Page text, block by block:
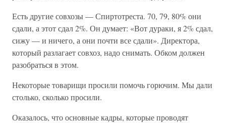
Есть другие совхозы — Спиртотреста. 70, 79, 80% они
сдали, а этот сдал 2%. Он думает: «Вот дураки, я 2% сдал,
сижу — и ничего, а они почти все сдали». Директора,
который разлагает совхоз, надо снимать. Обком должен
разобраться в этом.
Некоторые товарищи просили помочь горючим. Мы дали
столько, сколько просили.
Оказалось, что основные кадры, которые проводят